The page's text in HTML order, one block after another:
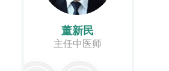
董新民
主任中医师